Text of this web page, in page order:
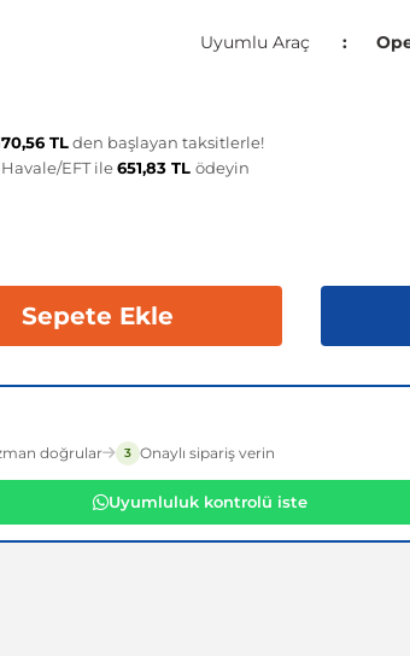
Uyumlu Araç
70,56 TLden başlayan taksitlerle!
Havale/EFT ile651,83 TL ödeyin
Sepete Ekle
doğrular 3 Onaylı sipariş verin
Uyumluluk kontrolü iste